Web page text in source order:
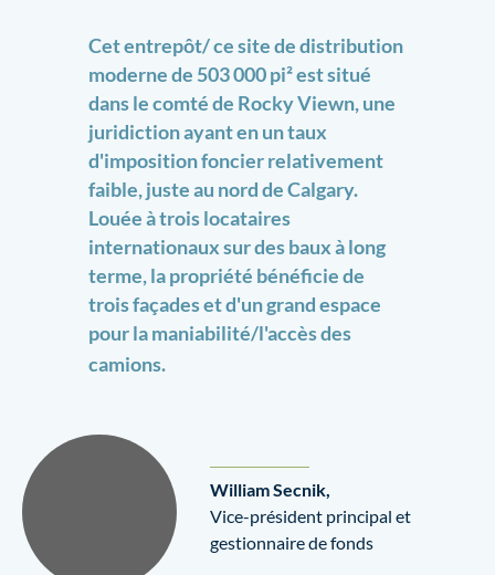
Cet entrepôt/ ce site de distribution
moderne de 503 000 pi² est situé
dans le comté de Rocky Viewn, une
juridiction ayant en un taux
d'imposition foncier relativement
faible, juste au nord de Calgary.
Louée à trois locataires
internationaux sur des baux à long
terme, la propriété bénéficie de
trois façades et d'un grand espace
pour la maniabilité/l'accès des
camions.
William Secnik,
Vice-président principal et
gestionnaire de fonds